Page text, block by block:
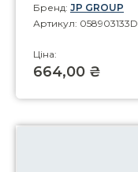
Бренд: JP GROUP
Артикул: 058903133D
Ціна:
664,00 ₴